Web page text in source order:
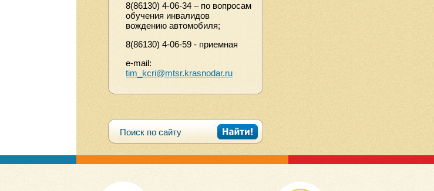
8(86130) 4-06-34 – по вопросам
обучения инвалидов
вождению автомобиля;
8(86130) 4-06-59 - приемная
e-mail:
tim_kcri@mtsr.krasnodar.ru